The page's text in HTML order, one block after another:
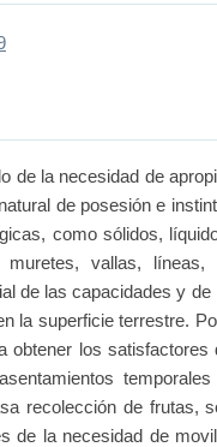
de la necesidad de
de posesión e
como sólidos,
vallas,
de las capacidades y
la superficie terrestre.
obtener los
recolección de frutas,
de la necesidad de